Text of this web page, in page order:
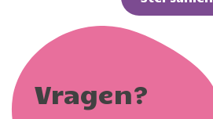
Vragen?